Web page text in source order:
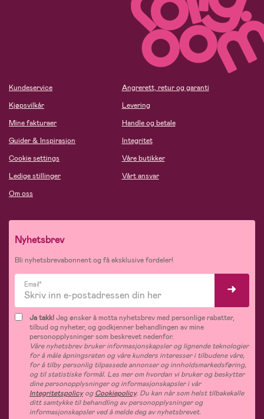
Kundeservice
Kjøpsvilkår
Mine fakturaer
Guider & Inspirasjon
Cookie settings
Ledige stillinger
Om oss
Angrerett, retur og garanti
Levering
Handle og betale
Integritet
Våre butikker
Vårt ansvar
Nyhetsbrev
Bli nyhetsbrevabonnent og få eksklusive fordeler!
Email*
Ja takk!Jeg ønsker å motta nyhetsbrev med personlige rabatter,
tilbud og nyheter, og godkjenner behandlingen av mine
personopplysninger som beskrevet nedenfor.
Våre nyhetsbrev bruker informasjonskapsler og lignende teknologier
for å måle åpningsraten og våre kunders interesser i tilbudene våre,
for å tilby personlig tilpassede annonser og innholdsmarkedsføring,
og til statistiske formål. Les mer om hvordan vi bruker og beskytter
dine personopplysninger og informasjonskapsler i vår
IntegritetspolicyogCookiepolicy. Du kan når som helst tilbakekalle
ditt samtykke til behandling av personopplysninger og
informasjonskapsler ved å melde deg av nyhetsbrevet.